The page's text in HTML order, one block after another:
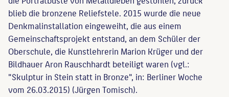
blieb die bronzene Reliefstele. 2015 wurde die neue
Denkmalinstallation eingeweiht, die aus einem
Gemeinschaftsprojekt entstand, an dem Schüler der
Oberschule, die Kunstlehrerin Marion Krüger und der
Bildhauer Aron Rauschhardt beteiligt waren (vgl.:
"Skulptur in Stein statt in Bronze", in: Berliner Woche
vom 26.03.2015) (Jürgen Tomisch).